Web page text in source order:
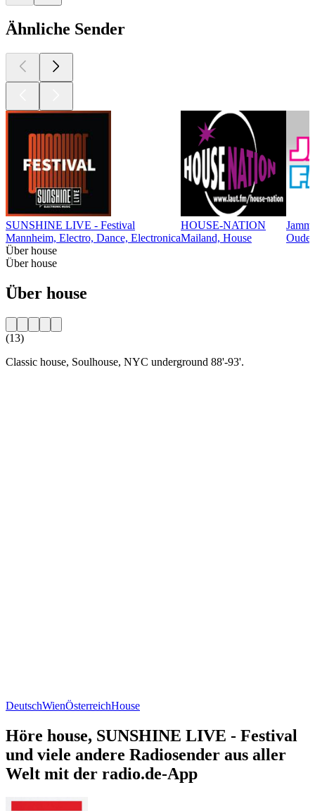
Ähnliche Sender
SUNSHINE LIVE - Festival
Mannheim, Electro, Dance, Electronica
HOUSE-NATION
Mailand, House
Über house
Über house
Über house
(13)
Classic house, Soulhouse, NYC underground 88'-93'.
DeutschWienÖsterreichHouse
Höre house, SUNSHINE LIVE - Festival
und viele andere Radiosender aus aller
Welt mit der radio.de-App